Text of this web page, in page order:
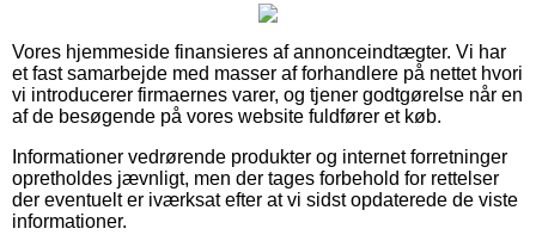
Vores hjemmeside finansieres af annonceindtægter. Vi har
et fast samarbejde med masser af forhandlere på nettet hvori
vi introducerer firmaernes varer, og tjener godtgørelse når en
af de besøgende på vores website fuldfører et køb.
Informationer vedrørende produkter og internet forretninger
opretholdes jævnligt, men der tages forbehold for rettelser
der eventuelt er iværksat efter at vi sidst opdaterede de viste
informationer.